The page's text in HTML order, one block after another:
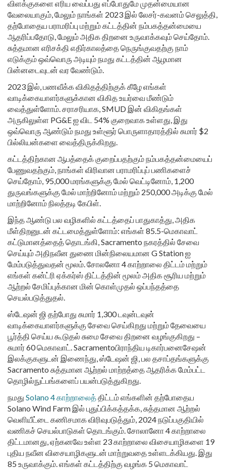
விளக்குகளை எரிய வைப்பது எப்போதுமே முதன்மையான
வேலையாகும், மேலும் நாங்கள் 2023 இல் லேசர்-கவனம் செலுத்தி,
தற்போதைய பராமரிப்பு மற்றும் கட்டத்தின் நம்பகத்தன்மையை
ஆதரிப்பதோடு, மேலும் அதிக திறனை உருவாக்கவும் செய்தோம்.
சுத்தமான எரிசக்தி எதிர்காலத்தை நெருங்குவதற்கு நாம்
எடுக்கும் ஒவ்வொரு அடியும் நமது கட்டத்தின் ஆழமான
பின்னடைவுடன் வர வேண்டும்.
2023 இல், பணவீக்க விகிதத்திற்குக் கீழே எங்கள்
வாடிக்கையாளர்களுக்கான விகித உயர்வை மீண்டும்
வைத்துள்ளோம். சராசரியாக, SMUD இன் விகிதங்கள்
அருகிலுள்ள PG&E ஐ விட 54% குறைவாக உள்ளது, இது
ஒவ்வொரு ஆண்டும் நமது உள்ளூர் பொருளாதாரத்தில் சுமார் $2
பில்லியன்களை வைத்திருக்கிறது.
கட்டத்திற்கான ஆபத்தைக் குறைப்பதற்கும் நம்பகத்தன்மையைப்
பேணுவதற்கும், நாங்கள் விரிவான பராமரிப்புப் பணிகளைச்
செய்தோம், 95,000 மரங்களுக்கு மேல் வெட்டினோம், 1,200
துருவங்களுக்கு மேல் மாற்றினோம் மற்றும் 250,000 அடிக்கு மேல்
மாற்றினோம் நிலத்தடி கேபிள்.
இந்த ஆண்டு பல வழிகளில் கட்டத்தைப் பாதுகாத்து, அதிக
மீள்திறனுடன் கட்டமைத்துள்ளோம்: எங்கள் 85.5-மெகாவாட்
கட்டுமானத்தைத் தொடங்கி, Sacramento நகரத்தில் சேவை
செய்யும் அதிநவீன துணை மின்நிலையமான G Station ஐ
மேம்படுத்துவதன் மூலம். சோலனோ 4 காற்றாலை திட்டம் மற்றும்
எங்கள் கன்ட்ரி ஏக்கர்ஸ் திட்டத்தின் மூலம் அதிக சூரிய மற்றும்
ஆற்றல் சேமிப்புக்கான மின் கொள்முதல் ஒப்பந்தத்தை
செயல்படுத்துதல்.
ஸ்டேஷன் ஜி தற்போது சுமார் 1,300 டவுன்டவுன்
வாடிக்கையாளர்களுக்கு சேவை செய்கிறது மற்றும் தேவையை
பூர்த்தி செய்ய கூடுதல் சுமை சேவை திறனை வழங்குகிறது –
சுமார் 60 மெகாவாட். Sacramentoபிராந்திய டிகார்பனைசேஷன்
இலக்குகளுடன் இணைந்து, ஸ்டேஷன் ஜி, பல தசாப்தங்களுக்கு
Sacramento சுத்தமான ஆற்றல் மாற்றத்தை ஆதரிக்க மேம்பட்ட
தொழில்நுட்பங்களைப் பயன்படுத்துகிறது.
நமது Solano 4 காற்றாலைத்திட்டம் எங்களின் தற்போதைய
Solano Wind Farm இல் புதுப்பிக்கத்தக்க, சுத்தமான ஆற்றல்
வெளியீட்டை கணிசமாக விரிவுபடுத்தும், 2024 நடுப்பகுதியில்
வணிகச் செயல்பாடுகள் தொடங்கும். சோலானோ 4 காற்றாலை
திட்டமானது, ஏற்கனவே உள்ள 23 காற்றாலை விசையாழிகளை 19
புதிய நவீன விசையாழிகளுடன் மாற்றுவதை உள்ளடக்கியது. இது
85 உருவாக்கும். எங்கள் கட்டத்திற்கு வழங்க 5 மெகாவாட்